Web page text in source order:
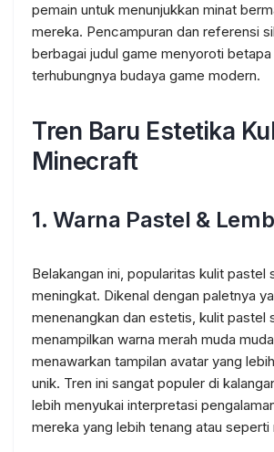
pemain untuk menunjukkan minat
mereka. Pencampuran dan referensi
berbagai judul game menyoroti betapa
terhubungnya budaya game modern.
Tren Baru Estetika
Minecraft
1.Warna Pastel &
Belakangan ini, popularitas kulit pastel
meningkat. Dikenal dengan paletnya
menenangkan dan estetis, kulit pastel
menampilkan warna merah muda
menawarkan tampilan avatar yang
unik. Tren ini sangat populer di
lebih menyukai interpretasi
mereka yang lebih tenang atau seperti